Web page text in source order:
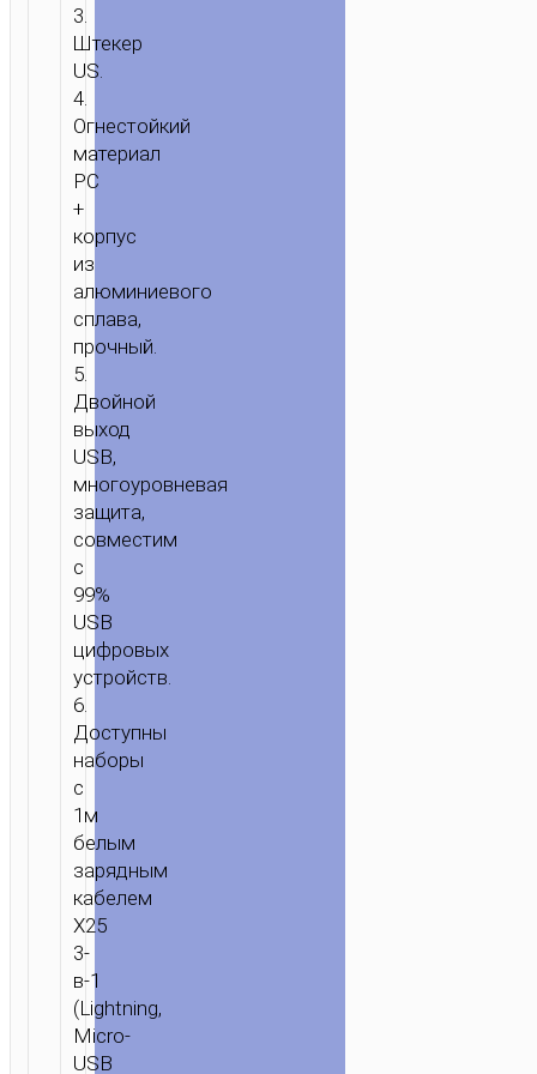
ГЛАВНАЯ / ЗАРЯДКА
АДАПТЕРЫ
УСТРОЙСТВО
THUNDER
АДАПТЕР
ПОРТАМИ
3.
Штекер
US.
4.
Огнестойкий
материал
PC
+
корпус
из
алюминиевого
сплава,
прочный.
5.
Двойной
выход
USB,
многоуровневая
защита,
совместим
с
99%
USB
цифровых
устройств.
6.
Доступны
наборы
с
1м
белым
зарядным
кабелем
X25
3-
в-1
(Lightning,
Micro-
USB